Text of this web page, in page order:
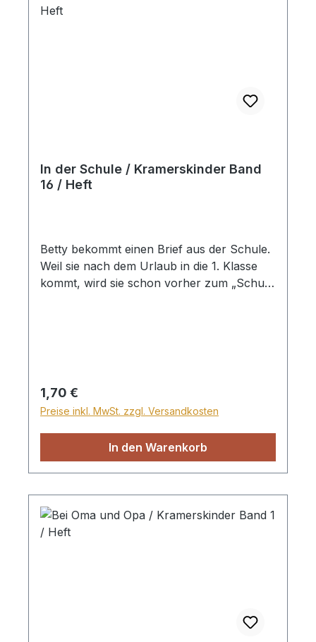
In der Schule / Kramerskinder Band
16 / Heft
Betty bekommt einen Brief aus der Schule.
Weil sie nach dem Urlaub in die 1. Klasse
kommt, wird sie schon vorher zum „Schule
Regulärer Preis:
1,70 €
Preise inkl. MwSt. zzgl. Versandkosten
In den Warenkorb